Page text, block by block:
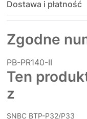
Dostawa i płatność
Zgodne
PB-PR140-II
Ten
z
SNBC BTP-P32/P33